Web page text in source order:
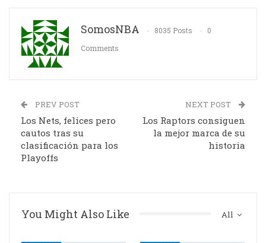
SomosNBA 8035 Posts
0
Comments
PREV POST
Los Nets, felices pero
cautos tras su
clasificación para los
Playoffs
NEXT POST
Los Raptors consiguen
la mejor marca de su
historia
All
You Might Also Like